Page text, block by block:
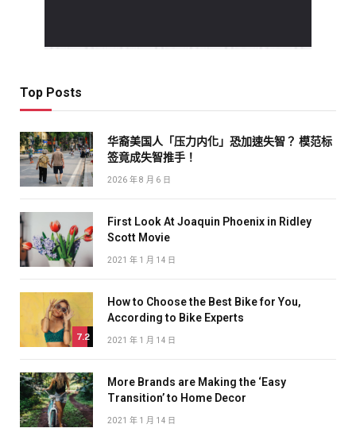
Top Posts
华裔美国人「压力内化」恐加速失智？ 模范标
签竟成失智推手！
2026 年 8 月 6 日
First Look At Joaquin Phoenix in Ridley
Scott Movie
2021 年 1 月 14 日
7.2
How to Choose the Best Bike for You,
According to Bike Experts
2021 年 1 月 14 日
More Brands are Making the ‘Easy
Transition’ to Home Decor
2021 年 1 月 14 日